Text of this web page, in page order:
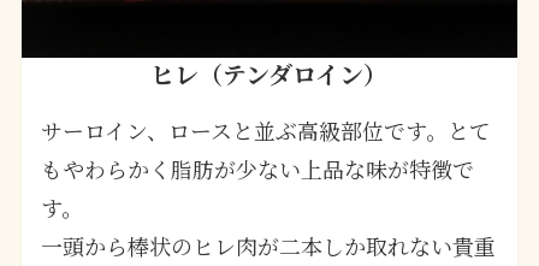
ヒレ（テンダロイン）
サーロイン、ロースと並ぶ高級部位です。とて
もやわらかく脂肪が少ない上品な味が特徴で
す。
一頭から棒状のヒレ肉が二本しか取れない貴重